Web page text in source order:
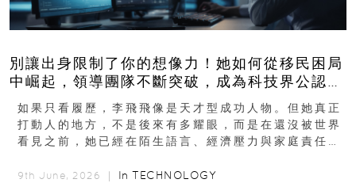
別讓出身限制了你的想像力！她如何從移民困局
中崛起，領導團隊不斷突破，成為科技界公認的
「教母」？
如果只看履歷，李飛飛像是天才型成功人物。但她真正
打動人的地方，不是後來有多耀眼，而是在還沒被世界
看見之前，她已經在陌生語言、經濟壓力與家庭責任之
西...
9th June, 2026 ｜ In TECHNOLOGY